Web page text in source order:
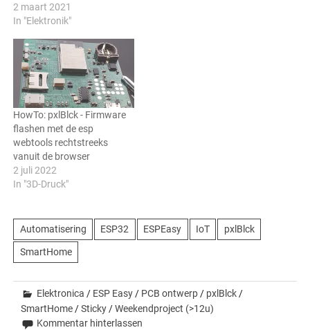
2 maart 2021
In "Elektronik"
HowTo: pxlBlck - Firmware
flashen met de esp
webtools rechtstreeks
vanuit de browser
2 juli 2022
In "3D-Druck"
Automatisering ESP32 ESPEasy IoT pxlBlck
SmartHome
Elektronica / ESP Easy/ PCB ontwerp/ pxlBlck/
SmartHome/Sticky/Weekendproject (>12u)
Kommentar hinterlassen